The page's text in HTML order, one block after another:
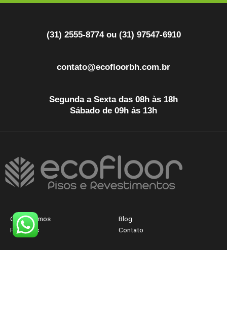
(31) 2555-8774 ou (31) 97547-6910
contato@ecofloorbh.com.br
Segunda a Sexta das 08h às 18h
Sábado de 09h ás 13h
Quem Somos
Produtos
Blog
Contato